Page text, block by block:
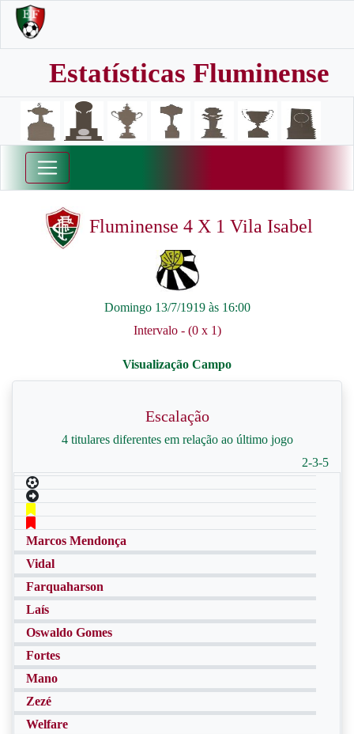
Estatísticas Fluminense
Fluminense 4 X 1 Vila Isabel
Domingo 13/7/1919 às 16:00
Intervalo - (0 x 1)
Escalação
4 titulares diferentes em relação ao último jogo
2-3-5
Marcos Mendonça
Vidal
Farquaharson
Laís
Oswaldo Gomes
Fortes
Mano
Zezé
Welfare